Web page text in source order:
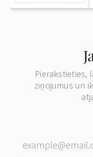
Pierakstieties,
ziņojumus un